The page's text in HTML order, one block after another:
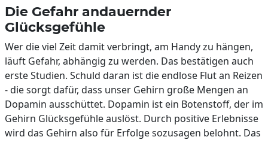
Die Gefahr andauernder
Glücksgefühle
Wer die viel Zeit damit verbringt, am Handy zu hängen,
läuft Gefahr, abhängig zu werden. Das bestätigen auch
erste Studien. Schuld daran ist die endlose Flut an Reizen
- die sorgt dafür, dass unser Gehirn große Mengen an
Dopamin ausschüttet. Dopamin ist ein Botenstoff, der im
Gehirn Glücksgefühle auslöst. Durch positive Erlebnisse
wird das Gehirn also für Erfolge sozusagen belohnt. Das